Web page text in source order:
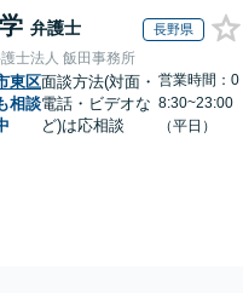
弁護士 長野県
護士法人 飯田事務所
東区
相談
面談方法(対面・
電話・ビデオな
ど)は応相談
営業時間：0
8:30~23:00
（平日）